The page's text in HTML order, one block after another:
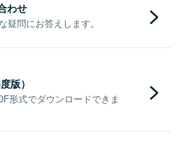
わせ
問にお答えします。
版）
形式でダウンロードできま